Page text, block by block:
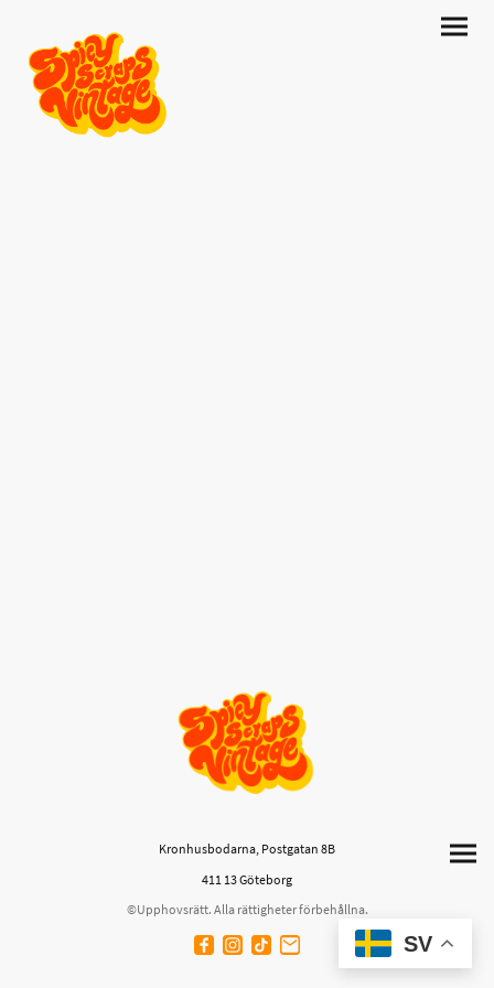
Kronhusbodarna, Postgatan 8B
411 13 Göteborg
©Upphovsrätt. Alla rättigheter förbehållna.
SV